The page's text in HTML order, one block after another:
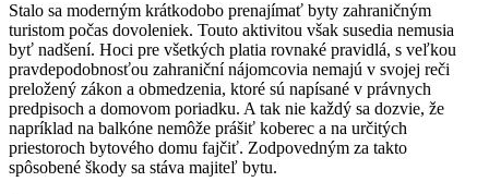
Stalo sa moderným krátkodobo prenajímať byty zahraničným
turistom počas dovoleniek. Touto aktivitou však susedia nemusia
byť nadšení. Hoci pre všetkých platia rovnaké pravidlá, s veľkou
pravdepodobnosťou zahraniční nájomcovia nemajú v svojej reči
preložený zákon a obmedzenia, ktoré sú napísané v právnych
predpisoch a domovom poriadku. A tak nie každý sa dozvie, že
napríklad na balkóne nemôže prášiť koberec a na určitých
priestoroch bytového domu fajčiť. Zodpovedným za takto
spôsobené škody sa stáva majiteľ bytu.